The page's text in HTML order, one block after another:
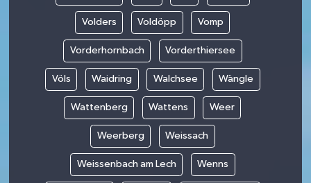
Volders Voldöpp Vomp
Vorderhornbach Vorderthiersee
Völs Waidring Walchsee Wängle
Wattenberg Wattens Weer
Weerberg Weissach
Weissenbach am Lech Wenns